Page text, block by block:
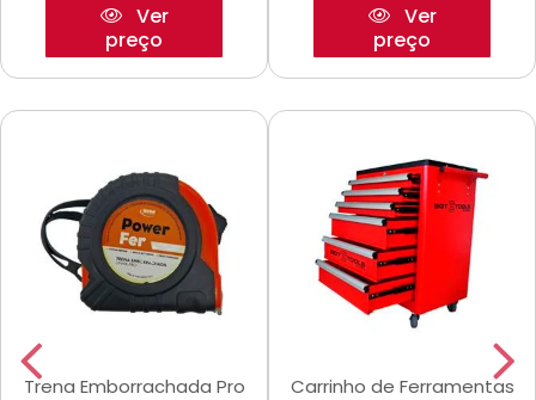
Ver
preço
Ver
preço
Trena Emborrachada Pro
Carrinho de Ferramentas